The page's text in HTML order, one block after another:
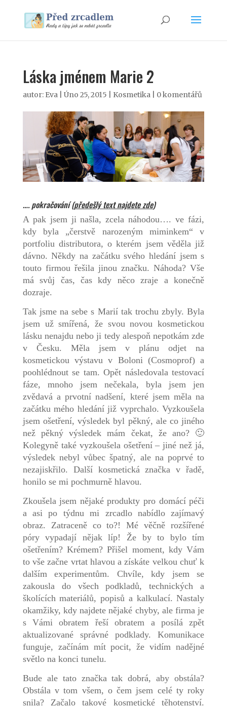
Láska jménem Marie 2
autor: Eva| Úno 25, 2015 Kosmetika| 0 komentářů
…. pokračování (předešlý text najdete zde)
A pak jsem ji našla, zcela náhodou…. ve fázi,
kdy byla „čerstvě narozeným miminkem“ v
portfoliu distributora, o kterém jsem věděla již
dávno. Někdy na začátku svého hledání jsem s
touto firmou řešila jinou značku. Náhoda? Vše
má svůj čas, čas kdy něco zraje a konečně
dozraje.
Tak jsme na sebe s Marií tak trochu zbyly. Byla
jsem už smířená, že svou novou kosmetickou
lásku nenajdu nebo ji tedy alespoň nepotkám zde
v Česku. Měla jsem v plánu odjet na
kosmetickou výstavu v Boloni (Cosmoprof) a
poohlédnout se tam. Opět následovala testovací
fáze, mnoho jsem nečekala, byla jsem jen
zvědavá a prvotní nadšení, které jsem měla na
začátku mého hledání již vyprchalo. Vyzkoušela
jsem ošetření, výsledek byl pěkný, ale co jiného
než pěkný výsledek mám čekat, že ano? 🙂
Kolegyně také vyzkoušela ošetření – jiné než já,
výsledek nebyl vůbec špatný, ale na poprvé to
nezajiskřilo. Další kosmetická značka v řadě,
honilo se mi pochmurně hlavou.
Zkoušela jsem nějaké produkty pro domácí péči
a asi po týdnu mi zrcadlo nabídlo zajímavý
obraz. Zatraceně co to?! Mé věčně rozšířené
póry vypadají nějak líp! Že by to bylo tím
ošetřením? Krémem? Přišel moment, kdy Vám
to vše začne vrtat hlavou a získáte velkou chuť k
dalším experimentům. Chvíle, kdy jsem se
zakousla do všech podkladů, technických a
školících materiálů, popisů a kalkulací. Nastaly
okamžiky, kdy najdete nějaké chyby, ale firma je
s Vámi obratem řeší obratem a posílá zpět
aktualizované správné podklady. Komunikace
funguje, začínám mít pocit, že vidím nadějné
světlo na konci tunelu.
Bude ale tato značka tak dobrá, aby obstála?
Obstála v tom všem, o čem jsem celé ty roky
snila? Začalo takové kosmetické těhotenství.